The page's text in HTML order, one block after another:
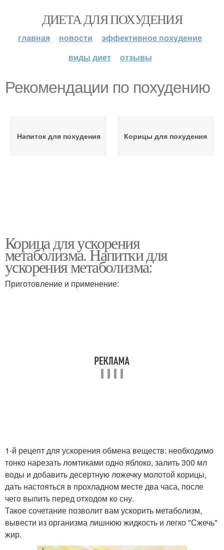
ДИЕТА ДЛЯ ПОХУДЕНИЯ
главная новости
эффективное похудение
виды диет
отзывы
Рекомендации по похудению
Напиток для похудения Корицы для похудения
Корица для ускорения
метаболизма. Напитки для
ускорения метаболизма:
Приготовление и применение:
1-й рецепт для ускорения обмена веществ: необходимо
тонко нарезать ломтиками одно яблоко, залить 300 мл
воды и добавить десертную ложечку молотой корицы,
дать настояться в прохладном месте два часа, после
чего выпить перед отходом ко сну.
Такое сочетание позволит вам ускорить метаболизм,
вывести из организма лишнюю жидкость и легко "Сжечь"
жир.